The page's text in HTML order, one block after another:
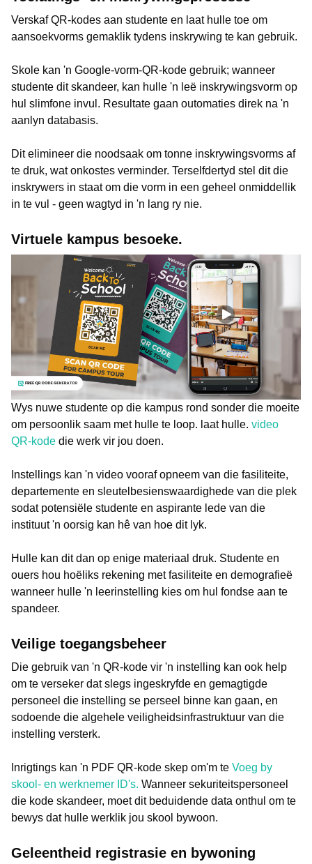
Verskaf QR-kodes aan studente en laat hulle toe om
aansoekvorms gemaklik tydens inskrywing te kan gebruik.
Skole kan 'n Google-vorm-QR-kode gebruik; wanneer
studente dit skandeer, kan hulle 'n leë inskrywingsvorm op
hul slimfone invul. Resultate gaan outomaties direk na 'n
aanlyn databasis.
Dit elimineer die noodsaak om tonne inskrywingsvorms af
te druk, wat onkostes verminder. Terselfdertyd stel dit die
inskrywers in staat om die vorm in een geheel onmiddellik
in te vul - geen wagtyd in 'n lang ry nie.
Virtuele kampus besoeke.
Wys nuwe studente op die kampus rond sonder die moeite
om persoonlik saam met hulle te loop. laat hulle. video
QR-kode die werk vir jou doen.
Instellings kan 'n video vooraf opneem van die fasiliteite,
departemente en sleutelbesienswaardighede van die plek
sodat potensiële studente en aspirante lede van die
instituut 'n oorsig kan hê van hoe dit lyk.
Hulle kan dit dan op enige materiaal druk. Studente en
ouers hou hoëliks rekening met fasiliteite en demografieë
wanneer hulle 'n leerinstelling kies om hul fondse aan te
spandeer.
Veilige toegangsbeheer
Die gebruik van 'n QR-kode vir 'n instelling kan ook help
om te verseker dat slegs ingeskryfde en gemagtigde
personeel die instelling se perseel binne kan gaan, en
sodoende die algehele veiligheidsinfrastruktuur van die
instelling versterk.
Inrigtings kan 'n PDF QR-kode skep om'm te Voeg by
skool- en werknemer ID's. Wanneer sekuriteitspersoneel
die kode skandeer, moet dit beduidende data onthul om te
bewys dat hulle werklik jou skool bywoon.
Geleentheid registrasie en bywoning